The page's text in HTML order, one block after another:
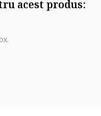
acest produs: